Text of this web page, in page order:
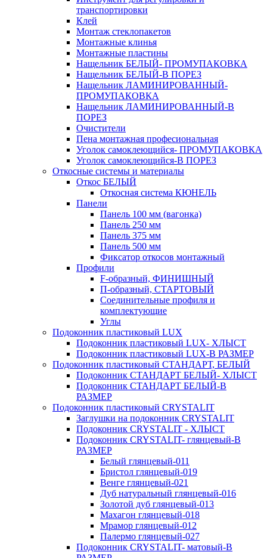
транспортировки
Клей
Монтаж стеклопакетов
Монтажные клинья
Монтажные пластины
Нащельник БЕЛЫЙ- ПРОМУПАКОВКА
Нащельник БЕЛЫЙ-В ПОРЕЗ
Нащельник ЛАМИНИРОВАННЫЙ-
ПРОМУПАКОВКА
Нащельник ЛАМИНИРОВАННЫЙ-В
ПОРЕЗ
Очистители
Пена монтажная професиональная
Уголок самоклеющийся- ПРОМУПАКОВКА
Уголок самоклеющийся-В ПОРЕЗ
Откосные системы и материалы
Откос БЕЛЫЙ
Откосная система КЮНЕЛЬ
Панели
Панель 100 мм (вагонка)
Панель 250 мм
Панель 375 мм
Панель 500 мм
Фиксатор откосов монтажный
Профили
F-образный, ФИНИШНЫЙ
П-образный, СТАРТОВЫЙ
Соединительные профиля и
комплектующие
Углы
Подоконник пластиковый LUX
Подоконник пластиковый LUX- ХЛЫСТ
Подоконник пластиковый LUX-В РАЗМЕР
Подоконник пластиковый СТАНДАРТ, БЕЛЫЙ
Подоконник СТАНДАРТ БЕЛЫЙ- ХЛЫСТ
Подоконник СТАНДАРТ БЕЛЫЙ-В
РАЗМЕР
Подоконник пластиковый CRYSTALIT
Заглушки на подоконник CRYSTALIT
Подоконник CRYSTALIT - ХЛЫСТ
Подоконник CRYSTALIT- глянцевый-В
РАЗМЕР
Белый глянцевый-011
Бристол глянцевый-019
Венге глянцевый-021
Дуб натуральный глянцевый-016
Золотой дуб глянцевый-013
Махагон глянцевый-018
Мрамор глянцевый-012
Палермо глянцевый-027
Подоконник CRYSTALIT- матовый-В